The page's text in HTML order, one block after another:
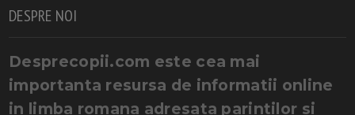
DESPRE NOI
Desprecopii.com este cea mai
importanta resursa de informatii online
in limba romana adresata parintilor si